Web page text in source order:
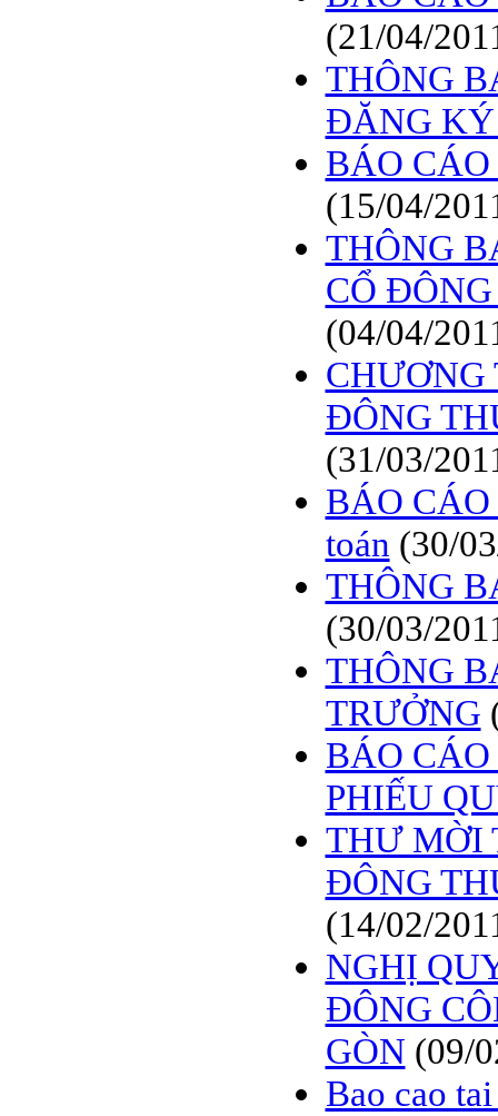
(21/04/
THÔNG
ĐĂNG
BÁO
(15/04/
THÔNG
CỔ
(04/04/
ĐÔNG
(31/03/
BÁO
toán (30/
THÔNG
(30/03/
THÔNG
TRƯỞNG
BÁO
PHIẾU
THƯ MỜI
ĐÔNG
(14/02/
NGHỊ
ĐÔNG
GÒN (09/
Bao cao